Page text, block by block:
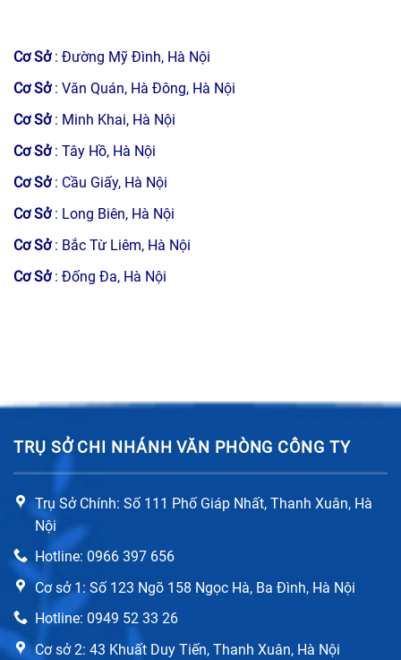
Cơ Sở : Đường Mỹ Đình, Hà Nội
Cơ Sở : Văn Quán, Hà Đông, Hà Nội
Cơ Sở : Minh Khai, Hà Nội
Cơ Sở : Tây Hồ, Hà Nội
Cơ Sở: Cầu Giấy, Hà Nội
Cơ Sở : Long Biên, Hà Nội
Cơ Sở : Bắc Từ Liêm, Hà Nội
Cơ Sở : Đống Đa, Hà Nội
TRỤ SỞ CHI NHÁNH VĂN PHÒNG CÔNG TY
Trụ Sở Chính: Số 111 Phố Giáp Nhất, Thanh Xuân, Hà
Nội
Hotline: 0966 397 656
Cơ sở 1: Số 123 Ngõ 158 Ngọc Hà, Ba Đình, Hà Nội
Hotline: 0949 52 33 26
Cơ sở 2: 43 Khuất Duy Tiến, Thanh Xuân, Hà Nội